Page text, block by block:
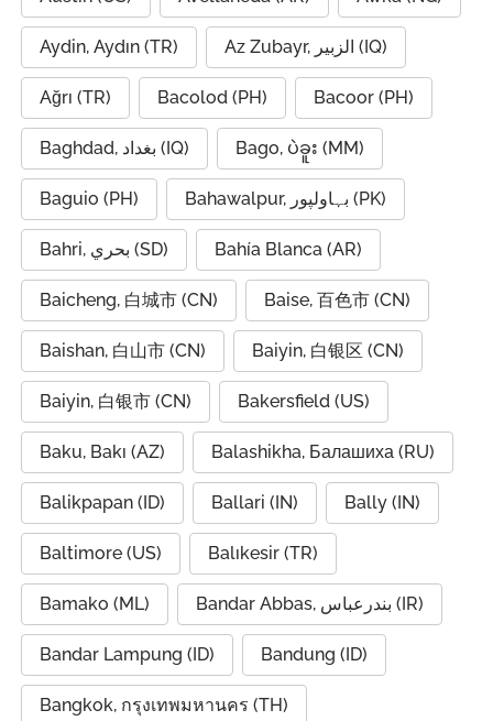
Aydin, Aydın (TR) Az Zubayr, الزبير (IQ)
Ağrı (TR) Bacolod (PH) Bacoor (PH)
Baghdad, بغداد (IQ) Bago, ပဲခူး (MM)
Baguio (PH) Bahawalpur, بہاولپور (PK)
Bahri, بحري (SD) Bahía Blanca (AR)
Baicheng, 白城市 (CN) Baise, 百色市 (CN)
Baishan, 白山市 (CN) Baiyin, 白银区 (CN)
Baiyin, 白银市 (CN) Bakersfield (US)
Baku, Bakı (AZ) Balashikha, Балашиха (RU)
Balikpapan (ID) Ballari (IN) Bally (IN)
Baltimore (US) Balıkesir (TR)
Bamako (ML) Bandar Abbas, بندرعباس (IR)
Bandar Lampung (ID) Bandung (ID)
Bangkok, กรุงเทพมหานคร (TH)